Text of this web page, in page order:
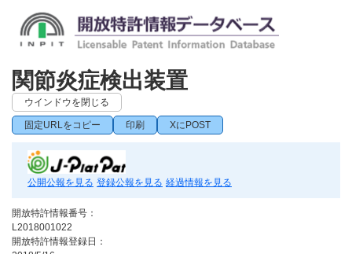
関節炎症検出装置
ウインドウを閉じる
固定URLをコピー 印刷 XにPOST
公開公報を見る 登録公報を見る 経過情報を見る
開放特許情報番号：
L2018001022
開放特許情報登録日：